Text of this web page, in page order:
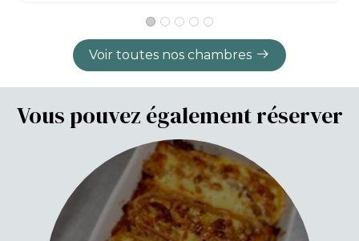
Voir toutes nos chambres
Vous pouvez également réserver